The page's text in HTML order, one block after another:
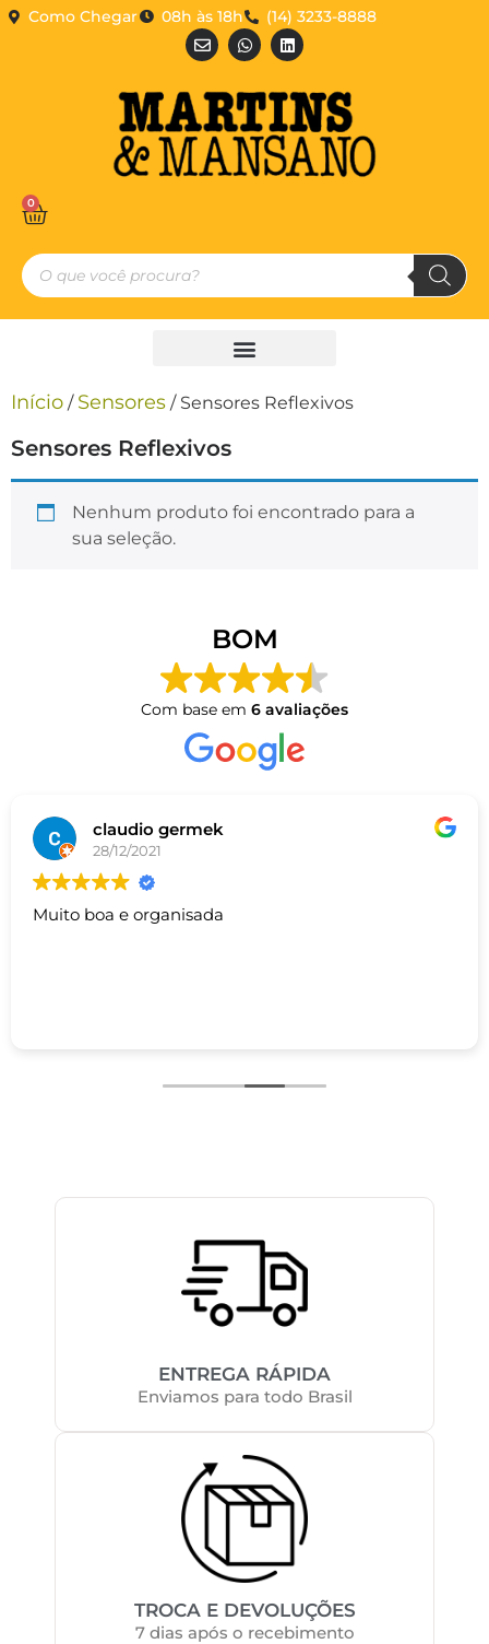
Como Chegar 08h às 18h (14) 3233-8888
0
Início / Sensores / Sensores Reflexivos
Sensores Reflexivos
Nenhum produto foi encontrado para a
sua seleção.
BOM
Com base em 6 avaliações
claudio germek
28/12/2021
Muito boa e organisada
ENTREGA RÁPIDA
Enviamos para todo Brasil
TROCA E DEVOLUÇÕES
7 dias após o recebimento